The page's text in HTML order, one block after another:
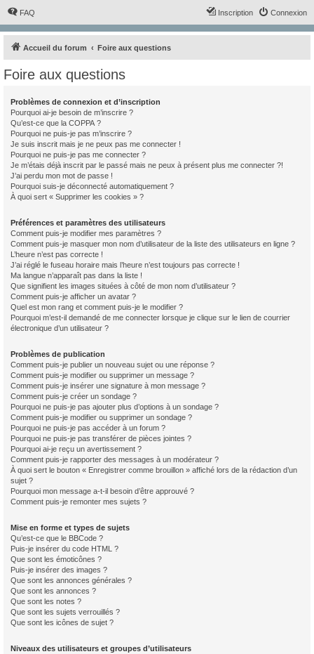
FAQ Connexion
Inscription
Accueil du forum Foire aux questions
Foire aux questions
Problèmes de connexion et d’inscription
Pourquoi ai-je besoin de m’inscrire ?
Qu’est-ce que la COPPA ?
Pourquoi ne puis-je pas m’inscrire ?
Je suis inscrit mais je ne peux pas me connecter !
Pourquoi ne puis-je pas me connecter ?
Je m’étais déjà inscrit par le passé mais ne peux à présent plus me connecter ?!
J’ai perdu mon mot de passe !
Pourquoi suis-je déconnecté automatiquement ?
À quoi sert « Supprimer les cookies » ?
Préférences et paramètres des utilisateurs
Comment puis-je modifier mes paramètres ?
Comment puis-je masquer mon nom d’utilisateur de la liste des utilisateurs en ligne ?
L’heure n’est pas correcte !
J’ai réglé le fuseau horaire mais l’heure n’est toujours pas correcte !
Ma langue n’apparaît pas dans la liste !
Que signifient les images situées à côté de mon nom d’utilisateur ?
Comment puis-je afficher un avatar ?
Quel est mon rang et comment puis-je le modifier ?
Pourquoi m’est-il demandé de me connecter lorsque je clique sur le lien de courrier
électronique d’un utilisateur ?
Problèmes de publication
Comment puis-je publier un nouveau sujet ou une réponse ?
Comment puis-je modifier ou supprimer un message ?
Comment puis-je insérer une signature à mon message ?
Comment puis-je créer un sondage ?
Pourquoi ne puis-je pas ajouter plus d’options à un sondage ?
Comment puis-je modifier ou supprimer un sondage ?
Pourquoi ne puis-je pas accéder à un forum ?
Pourquoi ne puis-je pas transférer de pièces jointes ?
Pourquoi ai-je reçu un avertissement ?
Comment puis-je rapporter des messages à un modérateur ?
À quoi sert le bouton « Enregistrer comme brouillon » affiché lors de la rédaction d’un
sujet ?
Pourquoi mon message a-t-il besoin d’être approuvé ?
Comment puis-je remonter mes sujets ?
Mise en forme et types de sujets
Qu’est-ce que le BBCode ?
Puis-je insérer du code HTML ?
Que sont les émoticônes ?
Puis-je insérer des images ?
Que sont les annonces générales ?
Que sont les annonces ?
Que sont les notes ?
Que sont les sujets verrouillés ?
Que sont les icônes de sujet ?
Niveaux des utilisateurs et groupes d’utilisateurs